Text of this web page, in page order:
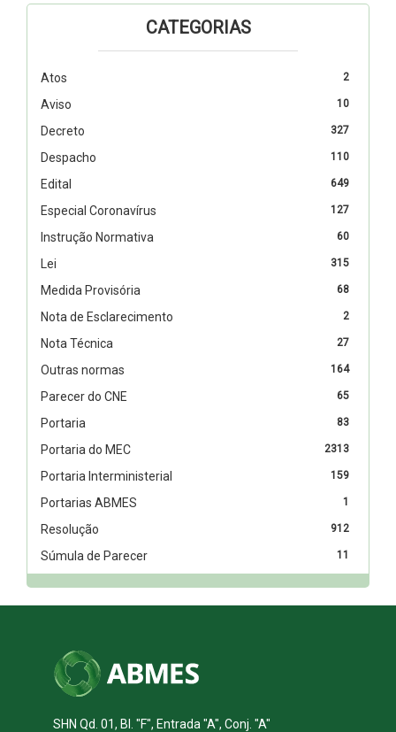
CATEGORIAS
2
Atos
10
Aviso
327
Decreto
110
Despacho
649
Edital
127
Especial Coronavírus
60
Instrução Normativa
315
Lei
68
Medida Provisória
2
Nota de Esclarecimento
27
Nota Técnica
164
Outras normas
65
Parecer do CNE
83
Portaria
2313
Portaria do MEC
159
Portaria Interministerial
1
Portarias ABMES
912
Resolução
11
Súmula de Parecer
SHN Qd. 01, Bl. "F", Entrada "A", Conj. "A"